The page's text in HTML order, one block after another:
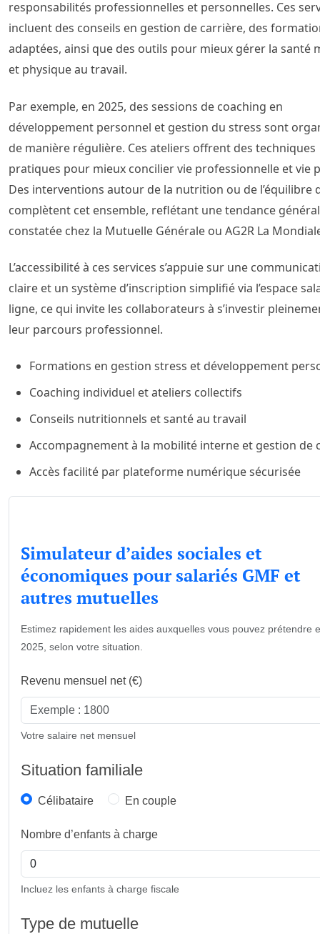
responsabilités professionnelles et personnelles. Ces
incluent des conseils en gestion de carrière, des
adaptées, ainsi que des outils pour mieux gérer la santé
et physique au travail.
Par exemple, en 2025, des sessions de coaching en
développement personnel et gestion du stress sont
de manière régulière. Ces ateliers offrent des techniques
pratiques pour mieux concilier vie professionnelle et vie
Des interventions autour de la nutrition ou de l’équilibre
complètent cet ensemble, reflétant une tendance
constatée chez la Mutuelle Générale ou AG2R La
L’accessibilité à ces services s’appuie sur une
claire et un système d’inscription simplifié via l’espace
ligne, ce qui invite les collaborateurs à s’investir
leur parcours professionnel.
Formations en gestion stress et développement
Coaching individuel et ateliers collectifs
Conseils nutritionnels et santé au travail
Accompagnement à la mobilité interne et gestion de
Accès facilité par plateforme numérique sécurisée
Simulateur d’aides sociales et
économiques pour salariés GMF et
autres mutuelles
Estimez rapidement les aides auxquelles vous pouvez prétendre
2025, selon votre situation.
Revenu mensuel net (€)
Votre salaire net mensuel
Situation familiale
Célibataire En couple
Nombre d’enfants à charge
Incluez les enfants à charge fiscale
Type de mutuelle